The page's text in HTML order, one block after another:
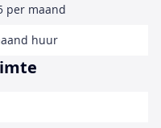
per maand
huur